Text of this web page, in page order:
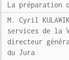
La préparation
M. Cyril
services de la
directeur
du Jura